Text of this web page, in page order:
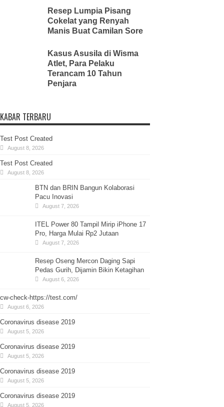
Resep Lumpia Pisang
Cokelat yang Renyah
Manis Buat Camilan Sore
Kasus Asusila di Wisma
Atlet, Para Pelaku
Terancam 10 Tahun
Penjara
KABAR TERBARU
Test Post Created
August 8, 2026
Test Post Created
August 8, 2026
BTN dan BRIN Bangun Kolaborasi
Pacu Inovasi
August 7, 2026
ITEL Power 80 Tampil Mirip iPhone 17
Pro, Harga Mulai Rp2 Jutaan
August 7, 2026
Resep Oseng Mercon Daging Sapi
Pedas Gurih, Dijamin Bikin Ketagihan
August 6, 2026
cw-check-https://test.com/
August 6, 2026
Coronavirus disease 2019
August 5, 2026
Coronavirus disease 2019
August 5, 2026
Coronavirus disease 2019
August 5, 2026
Coronavirus disease 2019
August 5, 2026